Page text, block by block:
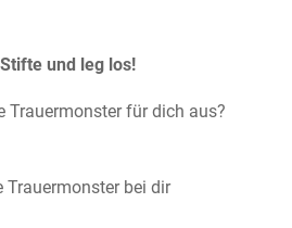
und leg los!
Trauermonster für dich aus?
Trauermonster bei dir